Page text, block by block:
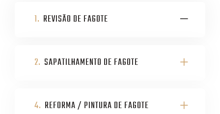
1. REVISÃO DE FAGOTE
2. SAPATILHAMENTO DE FAGOTE
4. REFORMA / PINTURA DE FAGOTE